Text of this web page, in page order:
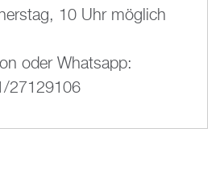
10 Uhr mög­lich
oder Whats­app:
27129106